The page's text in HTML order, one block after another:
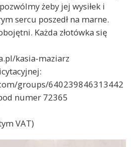
żeby jej wysiłek i
sercu poszedł na marne.
Każda złotówka się
kasia-maziarz
groups/640239846313442
numer 72365
VAT)